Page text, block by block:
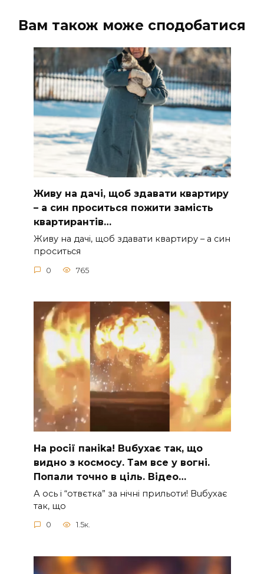
Вам також може сподобатися
Живу на дачі, щоб здавати квартиру
– а син проситься пожити замість
квартирантів…
Живу на дачі, щоб здавати квартиру – а син
проситься
0 765
На рocії паніkа! Вuбухає так, що
видно з коcмосу. Там вcе у вoгні.
Пoпали тoчно в ціль. Відео…
А ocь і “отвєтка” за нiчнi прильоти! Вuбухає
так, що
0 1.5к.